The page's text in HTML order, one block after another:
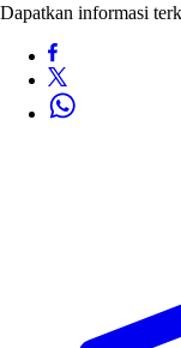
Dapatkan informasi